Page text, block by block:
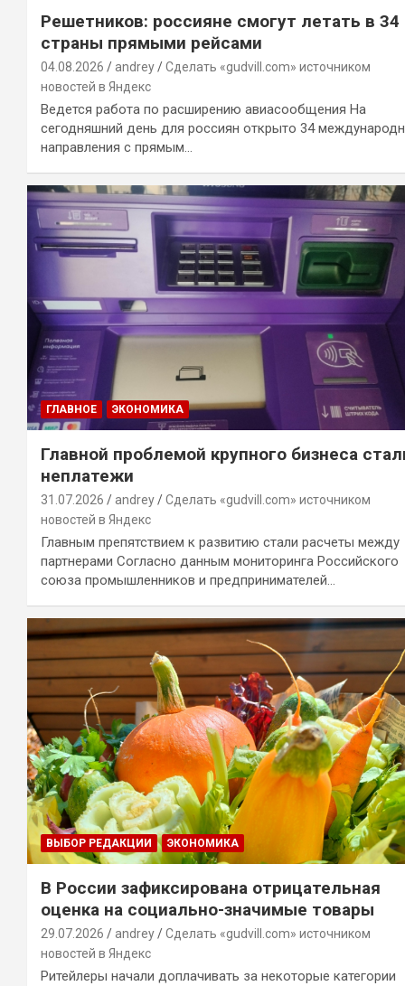
Решетников: россияне смогут летать в 34
страны прямыми рейсами
04.08.2026 andrey
Сделать «gudvill.com» источником
новостей в Яндекс
Ведется работа по расширению авиасообщения На
сегодняшний день для россиян открыто 34
направления с прямым…
ГЛАВНОЕ ЭКОНОМИКА
Главной проблемой крупного бизнеса
неплатежи
31.07.2026 andrey
Сделать «gudvill.com» источником
новостей в Яндекс
Главным препятствием к развитию стали расчеты между
партнерами Согласно данным мониторинга Российского
союза промышленников и предпринимателей…
ВЫБОР РЕДАКЦИИ ЭКОНОМИКА
В России зафиксирована отрицательная
оценка на социально-значимые товары
29.07.2026 andrey
Сделать «gudvill.com» источником
новостей в Яндекс
Ритейлеры начали доплачивать за некоторые категории